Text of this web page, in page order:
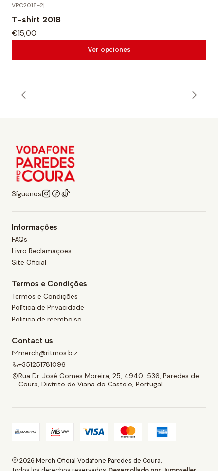
VPC2018-2|
T-shirt 2018
€15,00
Ver opciones
Síguenos
Informações
FAQs
Livro Reclamações
Site Oficial
Termos e Condições
Termos e Condições
Política de Privacidade
Politica de reembolso
Contact us
merch@ritmos.biz
+351251781096
Rua Dr. José Gomes Moreira, 25, 4940-536, Paredes de
Coura, Distrito de Viana do Castelo, Portugal
2026 Merch Oficial Vodafone Paredes de Coura.